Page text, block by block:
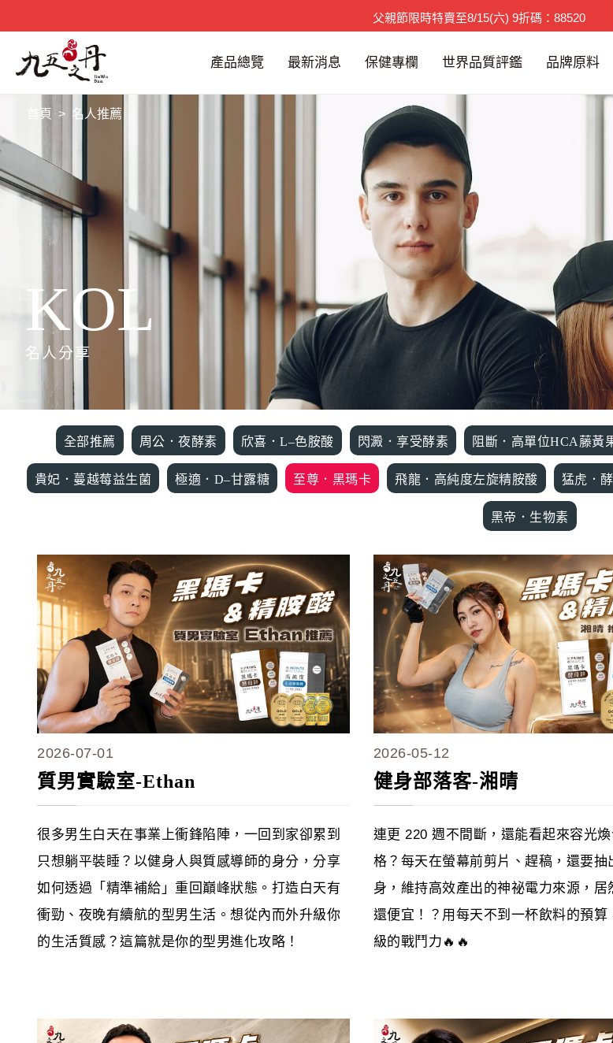
父親節限時特賣至8/15(六) 9折碼：88520
限時優惠至8/9(日) 買3送1/滿千免運
產品總覽 最新消息 保健專欄 世界品質評鑑 品牌原料
首頁 名人推薦
KOL
名人分享
全部推薦 周公．夜酵素 欣喜．L–色胺酸 閃澱．享受酵素 阻斷．高單位HCA藤黃
貴妃．蔓越莓益生菌 極適．D–甘露糖 至尊．黑瑪卡 飛龍．高純度左旋精胺酸 猛虎．
黑帝．生物素
2026-07-01
質男實驗室-Ethan
很多男生白天在事業上衝鋒陷陣，一回到家卻累到
只想躺平裝睡？以健身人與質感導師的身分，分享
如何透過「精準補給」重回巔峰狀態。打造白天有
衝勁、夜晚有續航的型男生活。想從內而外升級你
的生活質感？這篇就是你的型男進化攻略！
2026-05-12
健身部落客-湘晴
連更 220 週不間斷，還能看起來容光
格？每天在螢幕前剪片、趕稿，還要抽
身，維持高效產出的神祕電力來源，居
還便宜！？用每天不到一杯飲料的預算
級的戰鬥力🔥🔥